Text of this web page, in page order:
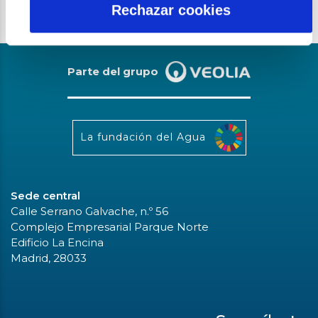
Rechazar cookies
Parte del grupo
La fundación del Agua
Sede central
Calle Serrano Galvache, n.º 56
Complejo Empresarial Parque Norte
Edificio La Encina
Madrid, 28033